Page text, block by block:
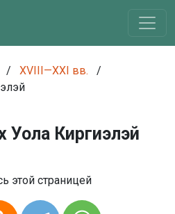
/ XVIII—XXI вв.
/
Уола Киргиэлэй
этой страницей